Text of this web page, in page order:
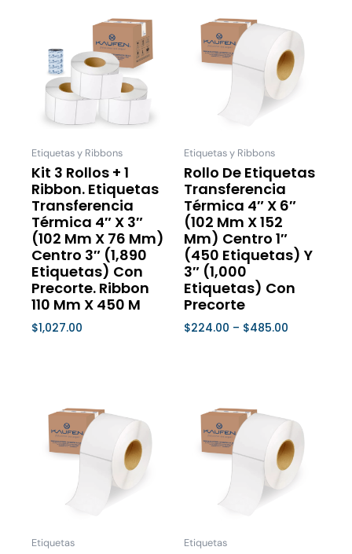
Etiquetas y Ribbons
Kit 3 Rollos + 1
Ribbon. Etiquetas
Transferencia
Térmica 4″ X 3″
(102 Mm X 76 Mm)
Centro 3″ (1,890
Etiquetas) Con
Precorte. Ribbon
110 Mm X 450 M
$1,027.00
producto
tiene
Las
pueden
elegir
la
página
producto
Etiquetas y Ribbons
Rollo De Etiquetas
Transferencia
Térmica 4″ X 6″
(102 Mm X 152
Mm) Centro 1″
(450 Etiquetas) Y
3″ (1,000
Etiquetas) Con
Precorte
$224.00 – $485.00
range:
$224.00
through
$485.00
pueden
página
Etiquetas
range:
$243.00
through
$486.00
producto
múltiples
Etiquetas
range:
$486.00
through
$542.00
múltiples